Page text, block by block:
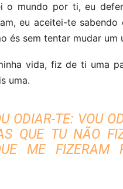
o mundo por ti, eu
eu aceitei-te
és sem tentar mudar um
vida, fiz de ti uma
uma.
ODIAR-TE: VOU
QUE TU NÃO
ME FIZERAM